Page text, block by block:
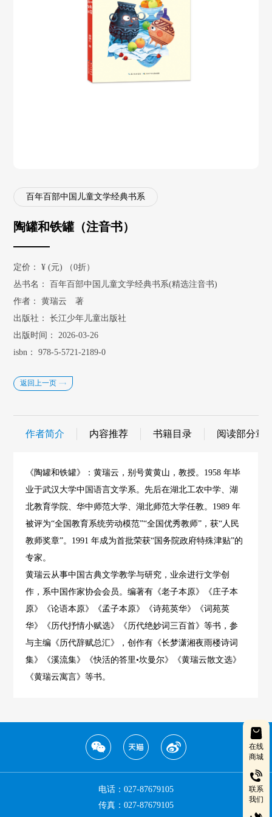
在线
商城
联系
我们
百年百部中国儿童文学经典书系
陶罐和铁罐（注音书）
定价： ¥(元) （0折）
丛书名：
百年百部中国儿童文学经典书系(精选注音书)
作者：
黄瑞云 著
出版社：
长江少年儿童出版社
出版时间：
2026-03-26
isbn：
978-5-5721-2189-0
返回上一页
作者简介 内容推荐 书籍目录 阅读部分章
《陶罐和铁罐》：黄瑞云，别号黄黄山，教授。1958 年毕
业于武汉大学中国语言文学系。先后在湖北工农中学、湖
北教育学院、华中师范大学、湖北师范大学任教。1989 年
被评为“全国教育系统劳动模范”“全国优秀教师”，获“人民
教师奖章”。1991 年成为首批荣获“国务院政府特殊津贴”的
专家。
黄瑞云从事中国古典文学教学与研究，业余进行文学创
作，系中国作家协会会员。编著有《老子本原》《庄子本
原》《论语本原》《孟子本原》《诗苑英华》《词苑英
华》《历代抒情小赋选》《历代绝妙词三百首》等书，参
与主编《历代辞赋总汇》，创作有《长梦潇湘夜雨楼诗词
集》《溪流集》《快活的答里•坎曼尔》《黄瑞云散文选》
《黄瑞云寓言》等书。
电话：027-87679105
传真：027-87679105